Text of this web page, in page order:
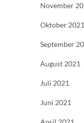
November
Oktober 2021
September
August 2021
Juli 2021
Juni 2021